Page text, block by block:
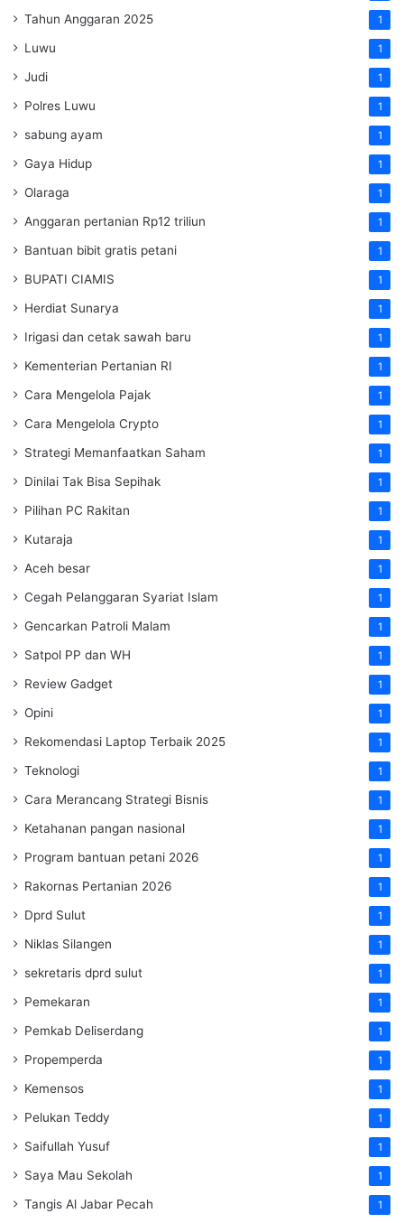
Tahun Anggaran 2025 1
Luwu 1
Judi 1
Polres Luwu 1
sabung ayam 1
Gaya Hidup 1
Olaraga 1
Anggaran pertanian Rp12 triliun 1
Bantuan bibit gratis petani 1
BUPATI CIAMIS 1
Herdiat Sunarya 1
Irigasi dan cetak sawah baru 1
Kementerian Pertanian RI 1
Cara Mengelola Pajak 1
Cara Mengelola Crypto 1
Strategi Memanfaatkan Saham 1
Dinilai Tak Bisa Sepihak 1
Pilihan PC Rakitan 1
Kutaraja 1
Aceh besar 1
Cegah Pelanggaran Syariat Islam 1
Gencarkan Patroli Malam 1
Satpol PP dan WH 1
Review Gadget 1
Opini 1
Rekomendasi Laptop Terbaik 2025 1
Teknologi 1
Cara Merancang Strategi Bisnis 1
Ketahanan pangan nasional 1
Program bantuan petani 2026 1
Rakornas Pertanian 2026 1
Dprd Sulut 1
Niklas Silangen 1
sekretaris dprd sulut 1
Pemekaran 1
Pemkab Deliserdang 1
Propemperda 1
Kemensos 1
Pelukan Teddy 1
Saifullah Yusuf 1
Saya Mau Sekolah 1
Tangis Al Jabar Pecah 1